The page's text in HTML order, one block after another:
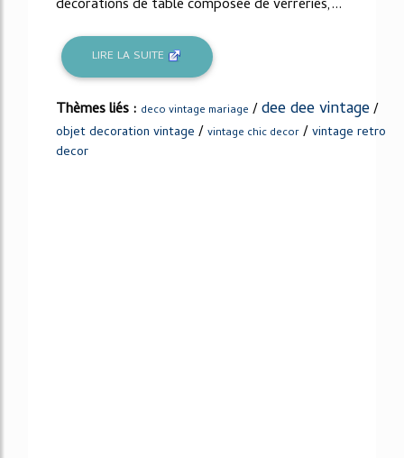
décorations de table composée de verreries,...
LIRE LA SUITE
Thèmes liés : deco vintage mariage /dee dee vintage/
objet decoration vintage / vintage chic decor /vintage retro
decor